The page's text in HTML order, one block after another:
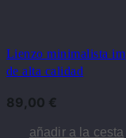
Lienzo minimalista
de alta calidad
89,00 €
añadir a la cesta